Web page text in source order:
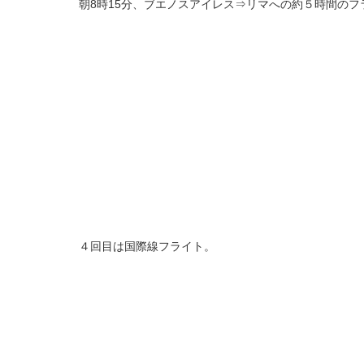
朝8時15分、ブエノスアイレス⇒リマへの約５時間のフ
４回目は国際線フライト。